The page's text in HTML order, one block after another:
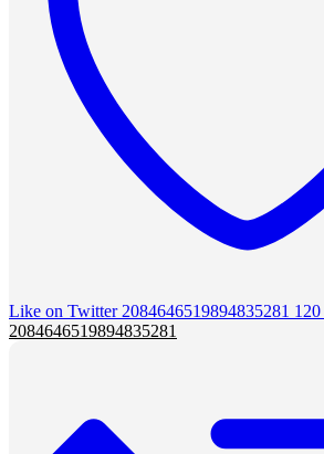
Like on Twitter 2084646519894835281 120
2084646519894835281